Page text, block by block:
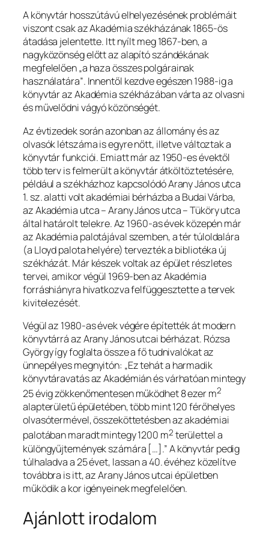
A könyvtár hosszútávú elhelyezésének problémáit
viszont csak az Akadémia székházának 1865-ös
átadása jelentette. Itt nyílt meg 1867-ben, a
nagyközönség előtt az alapító szándékának
megfelelően„a haza összes polgárainak
használatára”. Innentől kezdve egészen 1988-ig a
könyvtár az Akadémia székházában várta az olvasni
és művelődni vágyó közönségét.
Az évtizedek során azonban az állomány és az
olvasók létszáma is egyre nőtt, illetve változtak a
könyvtár funkciói. Emiatt már az 1950-es évektől
több terv is felmerült a könyvtár átköltöztetésére,
például a székházhoz kapcsolódó Arany János utca
1. sz. alatti volt akadémiai bérházba a Budai Várba,
az Akadémia utca – Arany János utca – Tüköry utca
által határolt telekre. Az 1960-as évek közepén már
az Akadémia palotájával szemben, a tér túloldalára
(a Lloyd palota helyére) tervezték a bibliotéka új
székházát. Már készek voltak az épület részletes
tervei, amikor végül 1969-ben az Akadémia
forráshiányra hivatkozva felfüggesztette a tervek
kivitelezését.
Végül az 1980-as évek végére építették át modern
könyvtárrá az Arany János utcai bérházat. Rózsa
György így foglalta össze a fő tudnivalókat az
ünnepélyes megnyitón: „Ez tehát a harmadik
könyvtáravatás az Akadémián és várhatóan mintegy
25 évig zökkenőmentesen működhet 8 ezer m2
alapterületű épületében, több mint 120 férőhelyes
olvasótermével, összeköttetésben az akadémiai
palotában maradt mintegy 1200 m2 területtel a
különgyűjtemények számára […].”A könyvtár pedig
túlhaladva a 25 évet, lassan a 40. évéhez közelítve
továbbra is itt, az Arany János utcai épületben
működik a kor igényeinek megfelelően.
Ajánlott irodalom